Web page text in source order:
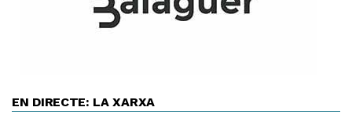
EN DIRECTE: LA XARXA